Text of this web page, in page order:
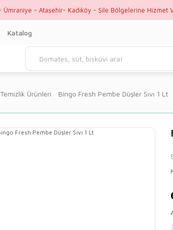
Ümraniye - Ataşehir- Kadıköy - Şile Bölgelerine Hizmet
Katalog
Ürünleri Bingo Fresh Pembe Düşler Sıvı 1 Lt